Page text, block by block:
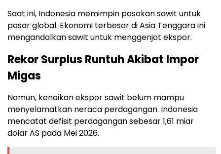
Saat ini, Indonesia memimpin pasokan sawit untuk
pasar global. Ekonomi terbesar di Asia Tenggara ini
mengandalkan sawit untuk menggenjot ekspor.
Rekor Surplus Runtuh Akibat Impor
Migas
Namun, kenaikan ekspor sawit belum mampu
menyelamatkan neraca perdagangan. Indonesia
mencatat defisit perdagangan sebesar 1,61 miar
dolar AS pada Mei 2026.